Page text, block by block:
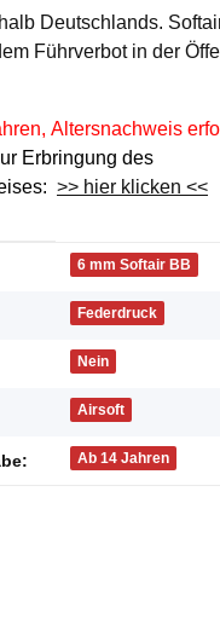
Deutschlands.
Führverbot in der
Altersnachweis
Erbringung des
>> hier klicken <<
6 mm Softair BB
Federdruck
Nein
Airsoft
Ab 14 Jahren